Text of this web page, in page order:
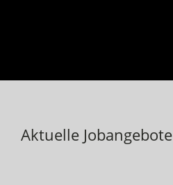
Aktuelle Jobangebote